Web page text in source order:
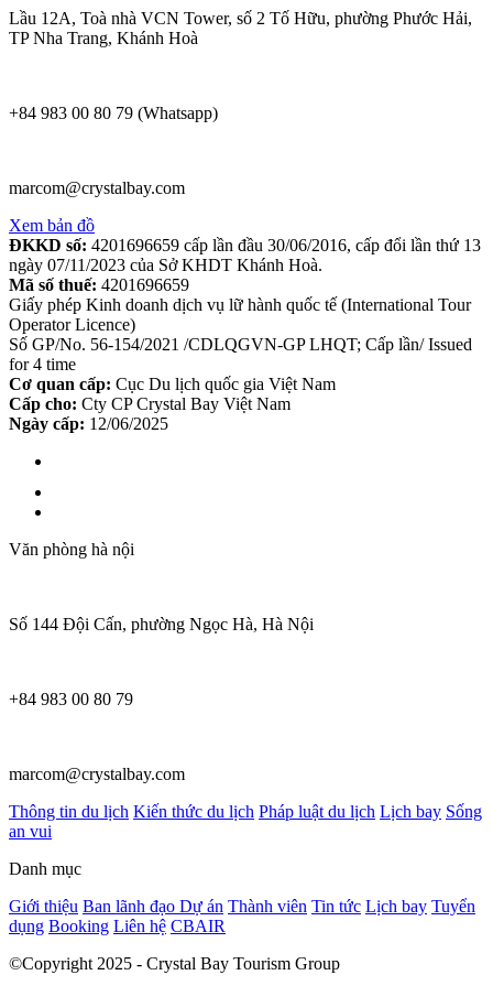
Lầu 12A, Toà nhà VCN Tower, số 2 Tố Hữu, phường Phước Hải,
TP Nha Trang, Khánh Hoà
+84 983 00 80 79 (Whatsapp)
marcom@crystalbay.com
Xem bản đồ
ĐKKD số: 4201696659 cấp lần đầu 30/06/2016, cấp đổi lần thứ 13
ngày 07/11/2023 của Sở KHDT Khánh Hoà.
Mã số thuế: 4201696659
Giấy phép Kinh doanh dịch vụ lữ hành quốc tế (International Tour
Operator Licence)
Số GP/No. 56-154/2021 /CDLQGVN-GP LHQT; Cấp lần/ Issued
for 4 time
Cơ quan cấp: Cục Du lịch quốc gia Việt Nam
Cấp cho: Cty CP Crystal Bay Việt Nam
Ngày cấp: 12/06/2025
Văn phòng hà nội
Số 144 Đội Cấn, phường Ngọc Hà, Hà Nội
+84 983 00 80 79
marcom@crystalbay.com
Thông tin du lịch Kiến thức du lịch Pháp luật du lịch Lịch bay Sống
an vui
Danh mục
Giới thiệu Ban lãnh đạo Dự án Thành viên Tin tức Lịch bay Tuyển
dụng Booking Liên hệ CBAIR
©Copyright 2025 - Crystal Bay Tourism Group